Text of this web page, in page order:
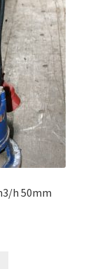
h 50mm